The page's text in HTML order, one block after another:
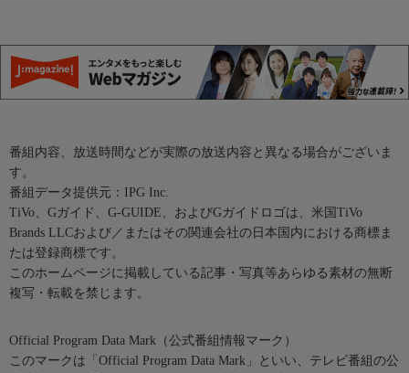
番組内容、放送時間などが実際の放送内容と異なる場合がございま
す。
番組データ提供元：IPG Inc.
TiVo、Gガイド、G-GUIDE、およびGガイドロゴは、米国TiVo
Brands LLCおよび／またはその関連会社の日本国内における商標ま
たは登録商標です。
このホームページに掲載している記事・写真等あらゆる素材の無断
複写・転載を禁じます。
Official Program Data Mark（公式番組情報マーク）
このマークは「Official Program Data Mark」といい、テレビ番組の公